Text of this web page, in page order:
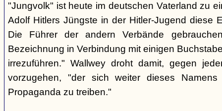
"Jungvolk" ist heute im deutschen Vaterland zu
Adolf Hitlers Jüngste in der Hitler-Jugend diese
Die Führer der andern Verbände
Bezeichnung in Verbindung mit einigen
irrezuführen." Wallwey droht damit, gegen
vorzugehen, "der sich weiter dieses Namens
Propaganda zu treiben."